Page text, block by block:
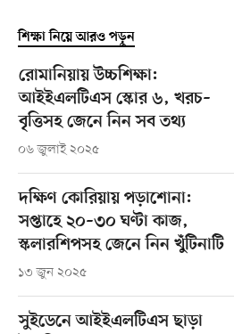
শিক্ষা নিয়ে আরও পড়ুন
রোমানিয়ায় উচ্চশিক্ষা:
আইইএলটিএস স্কোর ৬, খরচ–
বৃত্তিসহ জেনে নিন সব তথ্য
০৬ জুলাই ২০২৫
দক্ষিণ কোরিয়ায় পড়াশোনা:
সপ্তাহে ২০–৩০ ঘণ্টা কাজ,
স্কলারশিপসহ জেনে নিন খুঁটিনাটি
১৩ জুন ২০২৫
সুইডেনে আইইএলটিএস ছাড়া